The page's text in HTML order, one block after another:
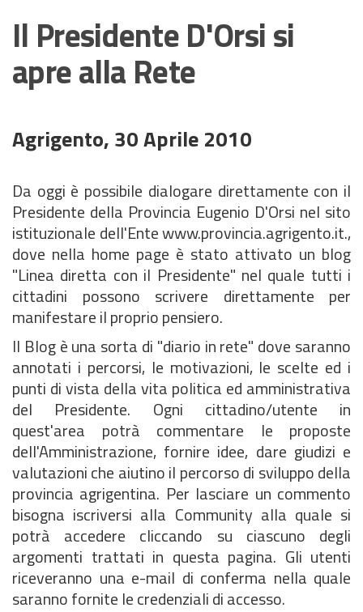
Il Presidente D'Orsi si
apre alla Rete
Agrigento, 30 Aprile 2010
Da oggi è possibile dialogare direttamente con il
Presidente della Provincia Eugenio D'Orsi nel sito
istituzionale dell'Ente www.provincia.agrigento.it.,
dove nella home page è stato attivato un blog
"Linea diretta con il Presidente" nel quale tutti i
cittadini possono scrivere direttamente per
manifestare il proprio pensiero.
Il Blog è una sorta di "diario in rete" dove saranno
annotati i percorsi, le motivazioni, le scelte ed i
punti di vista della vita politica ed amministrativa
del Presidente. Ogni cittadino/utente in
quest'area potrà commentare le proposte
dell'Amministrazione, fornire idee, dare giudizi e
valutazioni che aiutino il percorso di sviluppo della
provincia agrigentina. Per lasciare un commento
bisogna iscriversi alla Community alla quale si
potrà accedere cliccando su ciascuno degli
argomenti trattati in questa pagina. Gli utenti
riceveranno una e-mail di conferma nella quale
saranno fornite le credenziali di accesso.